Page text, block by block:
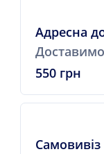
Адресна
550 грн